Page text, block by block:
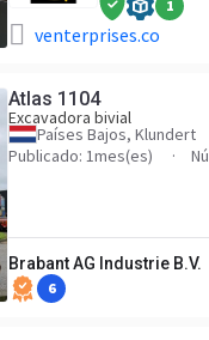
1
venterprises.co
Atlas 1104
Excavadora bivial
Países Bajos, Klundert
Publicado: 1mes(es)
Brabant AG Industrie B.V.
6